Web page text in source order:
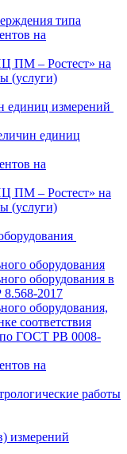
типа
на
ПМ – Ростест» на
(услуги)
единиц измерений
единиц
на
ПМ – Ростест» на
(услуги)
оборудования
оборудования в
2017
оборудования,
соответствия
ГОСТ РВ 0008-
на
работы
измерений